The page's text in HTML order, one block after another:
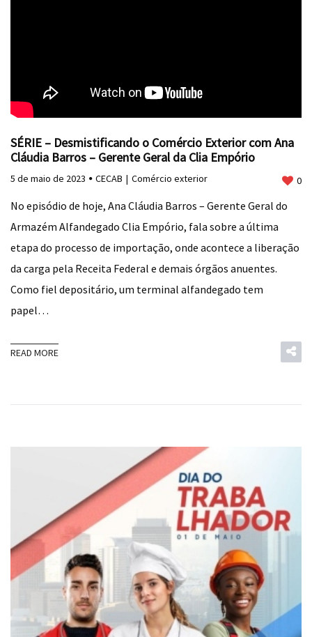
SÉRIE – Desmistificando o Comércio Exterior com Ana
Cláudia Barros – Gerente Geral da Clia Empório
5 de maio de 2023 CECAB Comércio exterior 0
No episódio de hoje, Ana Cláudia Barros – Gerente Geral do
Armazém Alfandegado Clia Empório, fala sobre a última
etapa do processo de importação, onde acontece a liberação
da carga pela Receita Federal e demais órgãos anuentes.
Como fiel depositário, um terminal alfandegado tem
papel…
READ MORE